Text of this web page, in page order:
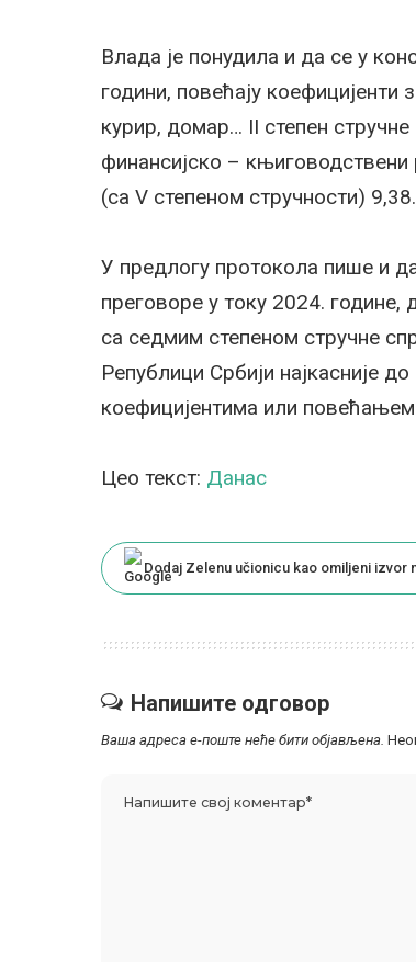
Влада је понудила и да се у
години, повећају
курир, домар… II степен
финансијско –
(са V степеном стручности) 9,38.
У предлогу протокола пише и
преговоре у току 2024. године,
са седмим степеном стручне
Републици Србији најкасније
коефицијентима или
Цео текст: Данас
Dodaj Zelenu učionicu kao omiljeni izvor
Напишите одговор
Ваша адреса е-поште неће бити објављена.